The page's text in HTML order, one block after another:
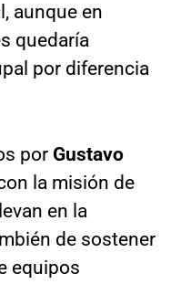
aunque en
quedaría
por diferencia
por Gustavo
la misión de
en la
de sostener
equipos